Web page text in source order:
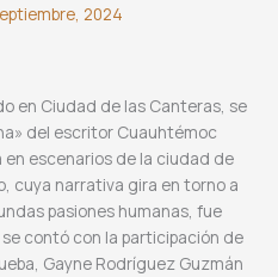
2024
en Ciudad de las Canteras, se
del escritor Cuauhtémoc
en escenarios de la ciudad de
cuya narrativa gira en torno a
pasiones humanas, fue
contó con la participación de
Gayne Rodríguez Guzmán